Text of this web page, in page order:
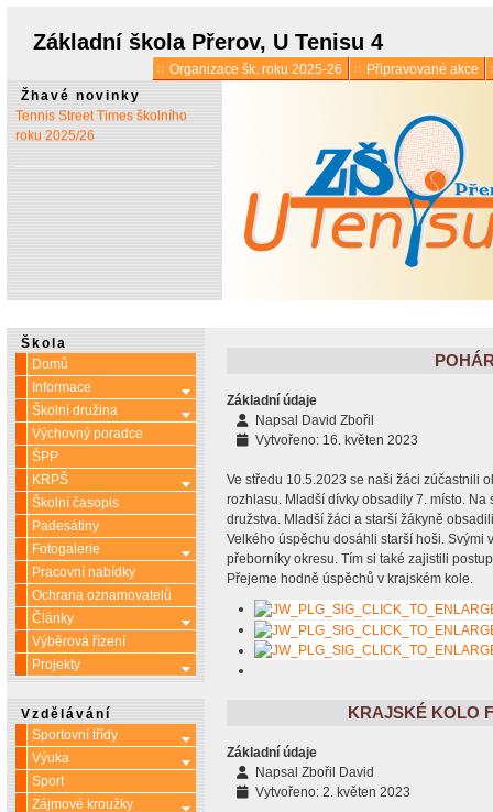
Základní škola Přerov, U Tenisu 4
Organizace šk. roku 2025-26
Připravované akce
Žhavé novinky
* 13. 5.:Vyšlo 6. číslo časopisu
Tennis Street Times školního
roku 2025/26
Škola
Domů
Informace
Více o: Informace
Školní družina Více o: Školní družina
Výchovný poradce
ŠPP
KRPŠ
Více o: KRPŠ
Školní časopis
Padesátiny
Fotogalerie
Více o: Fotogalerie
Pracovní nabídky
Ochrana oznamovatelů
Články
Více o: Články
Výběrová řízení
Projekty
Více o: Projekty
Vzdělávání
Sportovní třídy
Více o: Sportovní třídy
Výuka Více o: Výuka
Sport
Zájmové kroužky
Základní údaje
Napsal David Zbořil
Vytvořeno: 16. květen 2023
Ve středu 10.5.2023 se naši žáci zúčastnili
rozhlasu. Mladší dívky obsadily 7. místo.
družstva. Mladší žáci a starší žákyně
Velkého úspěchu dosáhli starší hoši. Svými
přeborníky okresu. Tím si také zajistili
Přejeme hodně úspěchů v krajském kole.
KRAJSKÉ KOLO
Základní údaje
Napsal Zbořil David
Vytvořeno: 2. květen 2023